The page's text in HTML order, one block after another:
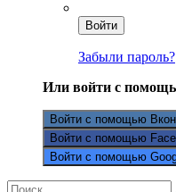
Войти
Забыли пароль?
Или войти с
Войти с помощью
Войти с помощью
Войти с помощью